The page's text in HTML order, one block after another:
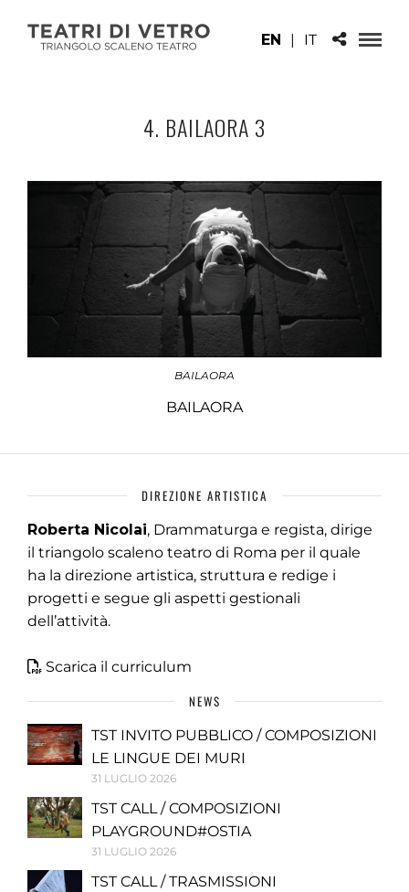
EN | IT
4. BAILAORA 3
BAILAORA
BAILAORA
DIREZIONE ARTISTICA
Roberta Nicolai, Drammaturga e regista, dirige
il triangolo scaleno teatro di Roma per il quale
ha la direzione artistica, struttura e redige i
progetti e segue gli aspetti gestionali
dell’attività.
Scarica il curriculum
NEWS
TST INVITO PUBBLICO / COMPOSIZIONI
LE LINGUE DEI MURI
31 LUGLIO 2026
TST CALL / COMPOSIZIONI
PLAYGROUND#OSTIA
31 LUGLIO 2026
TST CALL / TRASMISSIONI